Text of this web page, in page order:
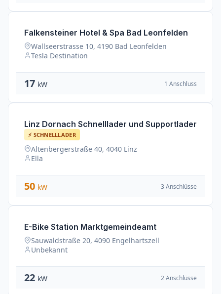
Falkensteiner Hotel & Spa Bad Leonfelden
Wallseerstrasse 10, 4190 Bad Leonfelden
Tesla Destination
17 kW 1 Anschluss
Linz Dornach Schnelllader und Supportlader
⚡ SCHNELLLADER
Altenbergerstraße 40, 4040 Linz
Ella
50 kW 3 Anschlüsse
E-Bike Station Marktgemeindeamt
Sauwaldstraße 20, 4090 Engelhartszell
Unbekannt
22 kW 2 Anschlüsse